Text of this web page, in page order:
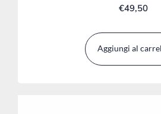
€49,50
Aggiungi al